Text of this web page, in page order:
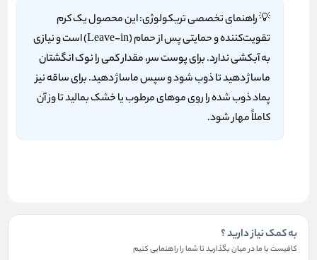
💡راهنمای تخصصی تریکولوژی:این محصول یک کرم
تقویت‌کننده و حمایتی پس از حمام (Leave-in) است و نیازی
به آبکشی ندارد. برای پوست سر، مقدار کمی را نوک انگشتان
ماساژ دهید تا ذوب شود و سپس ماساژ دهید. برای ساقه نیز
پماد ذوب شده را روی موهای مرطوب یا خشک بمالید تا وز آن
کاملاً مهار شود.
به کمک نیاز دارید ؟
کافیست با ما در میان بگذارید تا شما را راهنمایی کنیم